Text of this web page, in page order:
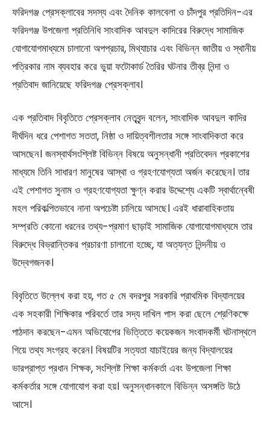
ফরিদগঞ্জ প্রেসক্লাবের সদস্য এবং দৈনিক কালবেলা ও চাঁদপুর প্রতিদিন-এর
ফরিদগঞ্জ উপজেলা প্রতিনিধি সাংবাদিক আবদুল কাদিরের বিরুদ্ধে সামাজিক
যোগাযোগমাধ্যমে চালানো অপপ্রচার, মিথ্যাচার এবং বিভিন্ন জাতীয় ও স্থানীয়
পত্রিকার নাম ব্যবহার করে ভুয়া ফটোকার্ড তৈরির ঘটনার তীব্র নিন্দা ও
প্রতিবাদ জানিয়েছে ফরিদগঞ্জ প্রেসক্লাব।
এক প্রতিবাদ বিবৃতিতে প্রেসক্লাব নেতৃবৃন্দ বলেন, সাংবাদিক আবদুল কাদির
দীর্ঘদিন ধরে পেশাগত সততা, নিষ্ঠা ও দায়িত্বশীলতার সঙ্গে সাংবাদিকতা করে
আসছেন। জনস্বার্থসংশ্লিষ্ট বিভিন্ন বিষয়ে অনুসন্ধানী প্রতিবেদন প্রকাশের
মাধ্যমে তিনি সাধারণ মানুষের আস্থা ও গ্রহণযোগ্যতা অর্জন করেছেন। তার
এই পেশাগত সুনাম ও গ্রহণযোগ্যতা ক্ষুণ্ন করার উদ্দেশ্যে একটি স্বার্থান্বেষী
মহল পরিকল্পিতভাবে নানা অপচেষ্টা চালিয়ে আসছে। এরই ধারাবাহিকতায়
সম্প্রতি কোনো ধরনের তথ্য-প্রমাণ ছাড়াই সামাজিক যোগাযোগমাধ্যমে তার
বিরুদ্ধে বিভ্রান্তিকর প্রচারণা চালানো হচ্ছে, যা অত্যন্ত নিন্দনীয় ও
উদ্বেগজনক।
বিবৃতিতে উল্লেখ করা হয়, গত ৫ মে বদরপুর সরকারি প্রাথমিক বিদ্যালয়ের
এক সহকারী শিক্ষিকার পরিবর্তে তার সদ্য দাখিল পাস করা ছেলে শ্রেণিকক্ষে
পাঠদান করছেন-এমন অভিযোগের ভিত্তিতে কয়েকজন সংবাদকর্মী ঘটনাস্থলে
গিয়ে তথ্য সংগ্রহ করেন। বিষয়টির সত্যতা যাচাইয়ের জন্য বিদ্যালয়ের
ভারপ্রাপ্ত প্রধান শিক্ষক, সংশ্লিষ্ট শিক্ষা কর্মকর্তা এবং উপজেলা শিক্ষা
কর্মকর্তার সঙ্গে যোগাযোগ করা হয়। অনুসন্ধানকালে বিভিন্ন অসঙ্গতি উঠে
আসে।